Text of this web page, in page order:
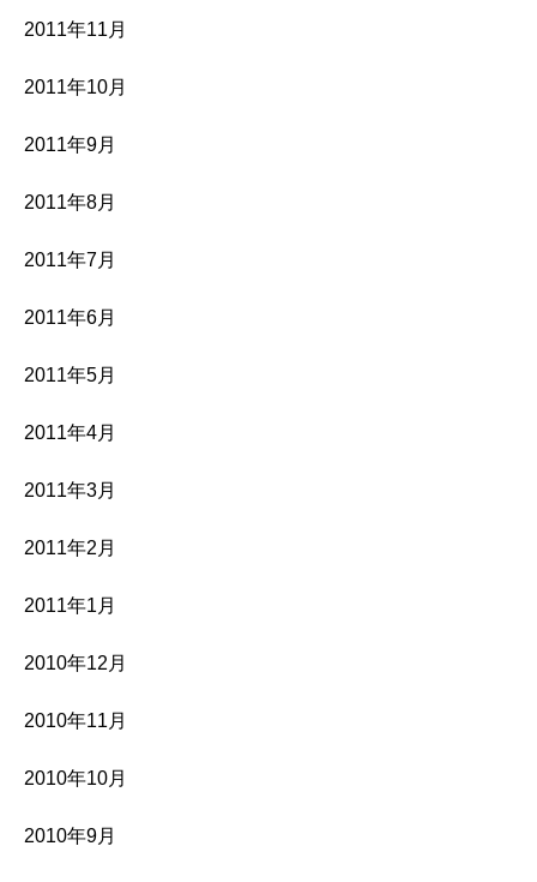
2011年11月
2011年10月
2011年9月
2011年8月
2011年7月
2011年6月
2011年5月
2011年4月
2011年3月
2011年2月
2011年1月
2010年12月
2010年11月
2010年10月
2010年9月